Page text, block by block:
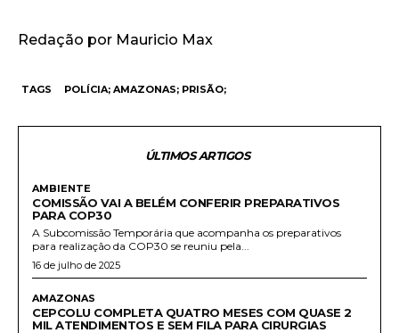
Redação por Mauricio Max
TAGS POLÍCIA; AMAZONAS; PRISÃO;
ÚLTIMOS ARTIGOS
AMBIENTE
COMISSÃO VAI A BELÉM CONFERIR PREPARATIVOS
PARA COP30
A Subcomissão Temporária que acompanha os preparativos
para realização da COP30 se reuniu pela...
16 de julho de 2025
AMAZONAS
CEPCOLU COMPLETA QUATRO MESES COM QUASE 2
MIL ATENDIMENTOS E SEM FILA PARA CIRURGIAS